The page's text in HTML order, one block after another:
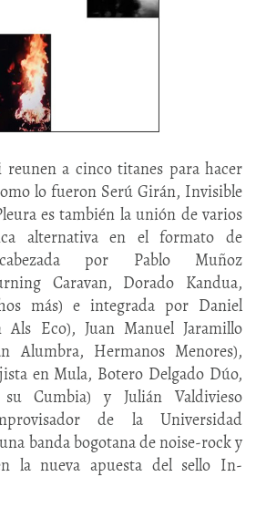
reunen a cinco titanes para hacer
lo fueron Serú Girán, Invisible
es también la unión de varios
alternativa en el formato de
por Pablo Muñoz
Caravan, Dorado Kandua,
más) e integrada por Daniel
Eco), Juan Manuel Jaramillo
Alumbra, Hermanos Menores),
en Mula, Botero Delgado Dúo,
Cumbia) y Julián Valdivieso
de la Universidad
banda bogotana de noise-rock y
la nueva apuesta del sello In-